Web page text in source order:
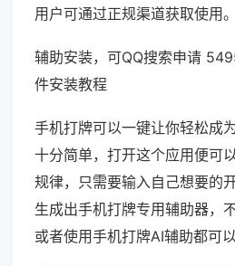
用户可通过正规渠道获取使用。
辅助安装，可QQ搜索申请
件安装教程
手机打牌可以一键让你轻松成
十分简单，打开这个应用便可
规律，只需要输入自己想要的
生成出手机打牌专用辅助器，
或者使用手机打牌AI辅助都可以